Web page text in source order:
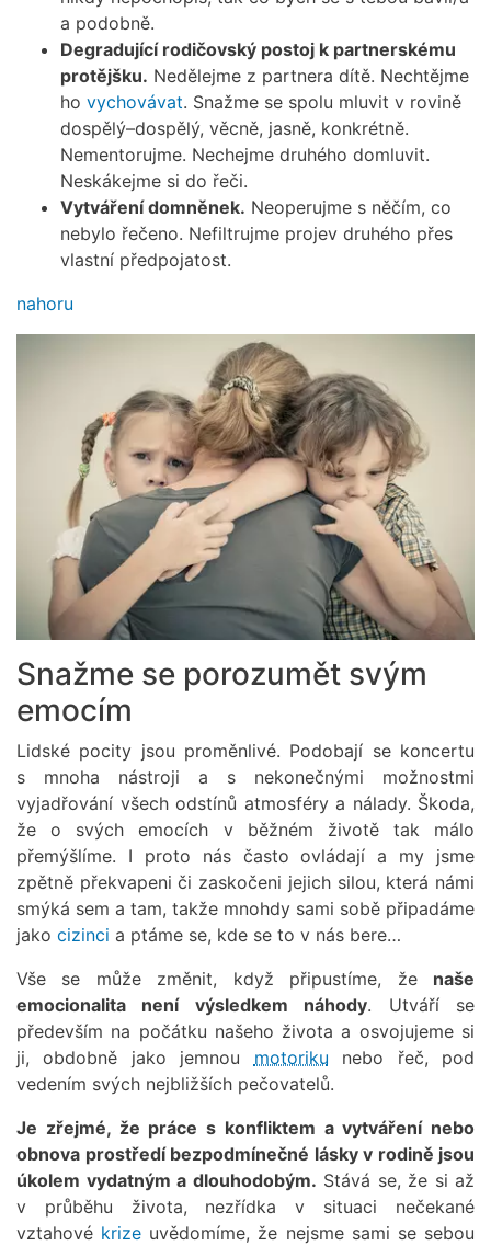
a podobně.
Degradující rodičovský postoj k partnerskému
protějšku. Nedělejme z partnera dítě. Nechtějme
ho vychovávat. Snažme se spolu mluvit v rovině
dospělý–dospělý, věcně, jasně, konkrétně.
Nementorujme. Nechejme druhého domluvit.
Neskákejme si do řeči.
Vytváření domněnek. Neoperujme s něčím, co
nebylo řečeno. Nefiltrujme projev druhého přes
vlastní předpojatost.
nahoru
Snažme se porozumět svým
emocím
Lidské pocity jsou proměnlivé. Podobají se koncertu
s mnoha nástroji a s nekonečnými možnostmi
vyjadřování všech odstínů atmosféry a nálady. Škoda,
že o svých emocích v běžném životě tak málo
přemýšlíme. I proto nás často ovládají a my jsme
zpětně překvapeni či zaskočeni jejich silou, která námi
smýká sem a tam, takže mnohdy sami sobě připadáme
jako cizinci a ptáme se, kde se to v nás bere…
Vše se může změnit, když připustíme, že naše
emocionalita není výsledkem náhody. Utváří se
především na počátku našeho života a osvojujeme si
ji, obdobně jako jemnou motoriku nebo řeč, pod
vedením svých nejbližších pečovatelů.
Je zřejmé, že práce s konfliktem a vytváření nebo
obnova prostředí bezpodmínečné lásky v rodině jsou
úkolem vydatným a dlouhodobým. Stává se, že si až
v průběhu života, nezřídka v situaci nečekané
vztahové krize uvědomíme, že nejsme sami se sebou